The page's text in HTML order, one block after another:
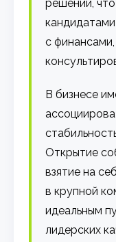
решений,
с
В бизнесе
Открытие
взятие на
в крупной
идеальным
лидерских